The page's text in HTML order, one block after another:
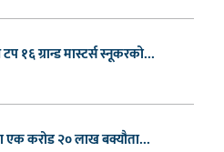
१६ ग्रान्ड मास्टर्स स्नूकरको...
एक करोड २० लाख बक्यौता...